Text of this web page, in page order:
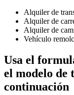
Alquiler de
Alquiler de
Alquiler de
Vehículo
Usa el
el modelo de
continuación